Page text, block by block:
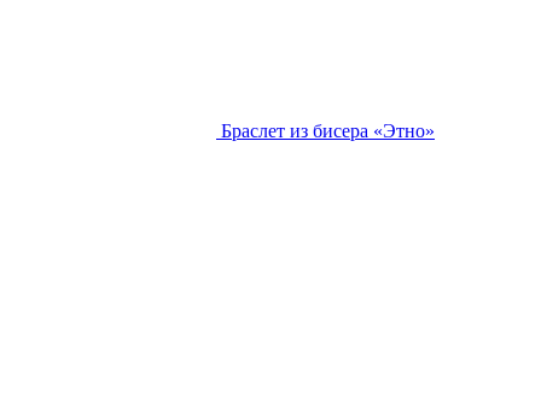
Браслет из бисера «Этно»